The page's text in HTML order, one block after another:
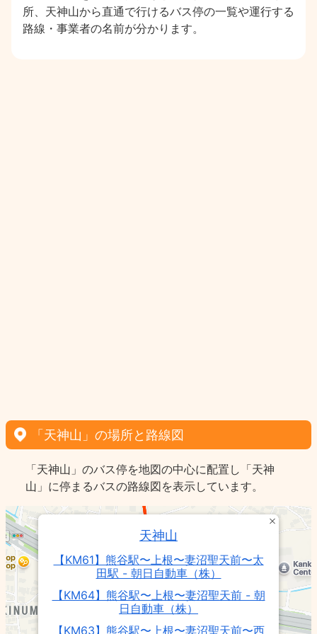
所、天神山から直通で行けるバス停の一覧や運行する
路線・事業者の名前が分かります。
「天神山」の場所と路線図
「天神山」のバス停を地図の中心に配置し「天神
山」に停まるバスの路線図を表示しています。
天神山
【KM61】熊谷駅〜上根〜妻沼聖天前〜太
田駅 - 朝日自動車（株）
【KM64】熊谷駅〜上根〜妻沼聖天前 - 朝
日自動車（株）
【KM63】熊谷駅〜上根〜妻沼聖天前〜西